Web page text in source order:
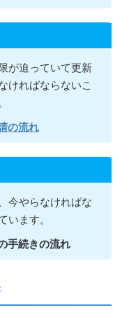
が迫っていて更新
ければならないこ
の流れ
、今やらなければな
います。
手続きの流れ